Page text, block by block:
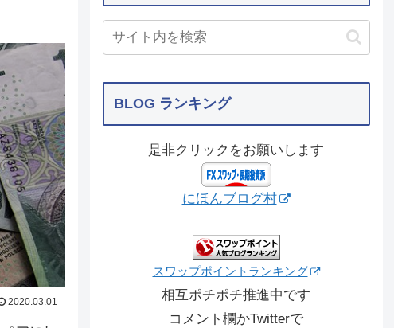
2020.03.01
BLOG ランキング
是非クリックをお願いします
にほんブログ村
スワップポイントランキング
相互ポチポチ推進中です
コメント欄かTwitterで